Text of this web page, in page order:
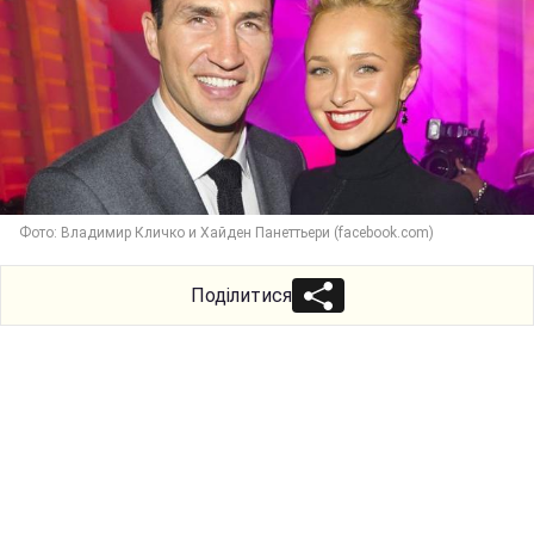
Фото: Владимир Кличко и Хайден Панеттьери (facebook.com)
Поділитися